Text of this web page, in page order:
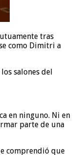
tras
como Dimitri a
salones del
en ninguno. Ni en
parte de una
comprendió que